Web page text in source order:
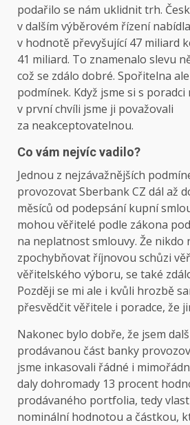
podařilo se nám uklidnit trh.
v dalším výběrovém řízení
v hodnotě převyšující 47 miliard
41 miliard. To znamenalo slevu
což se zdálo dobré. Spořitelna
podmínek. Když jsme si s
v první chvíli jsme ji považovali
za neakceptovatelnou.
Co vám nejvíc vadilo?
Jednou z nejzávažnějších
provozovat Sberbank CZ dál až
měsíců od podepsání kupní
mohou věřitelé podle zákona
na neplatnost smlouvy. Že nikdo
zpochybňovat říjnovou schůzi
věřitelského výboru, se také
Později se mi ale i kvůli hrozbě
přesvědčit věřitele i poradce, že
Nakonec bylo dobře, že jsem
prodávanou část banky
jsme inkasovali řádné i
daly dohromady 13 procent
prodávaného portfolia, tedy
nominální hodnotou a částkou,